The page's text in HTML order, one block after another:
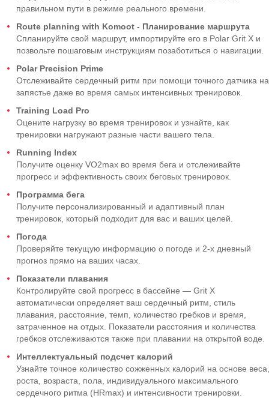
правильном пути в режиме реального времени.
Route planning with Komoot - Планирование маршрута
Спланируйте свой маршрут, импортируйте его в Polar Grit X и
позвольте пошаговым инструкциям позаботиться о навигации.
Polar Precision Prime
Отслеживайте сердечный ритм при помощи точного датчика на
запястье даже во время самых интенсивных тренировок.
Training Load Pro
Оцените нагрузку во время тренировок и узнайте, как
тренировки нагружают разные части вашего тела.
Running Index
Получите оценку VO2max во время бега и отслеживайте
прогресс и эффективность своих беговых тренировок.
Программа бега
Получите персонализированный и адаптивный план
тренировок, который подходит для вас и ваших целей.
Погода
Проверяйте текущую информацию о погоде и 2-х дневный
прогноз прямо на ваших часах.
Показатели плавания
Контролируйте свой прогресс в бассейне — Grit X
автоматически определяет ваш сердечный ритм, стиль
плавания, расстояние, темп, количество гребков и время,
затраченное на отдых. Показатели расстояния и количества
гребков отслеживаются также при плавании на открытой воде.
Интеллектуальный подсчет калорий
Узнайте точное количество сожженных калорий на основе веса,
роста, возраста, пола, индивидуального максимального
сердечного ритма (HRmax) и интенсивности тренировки.